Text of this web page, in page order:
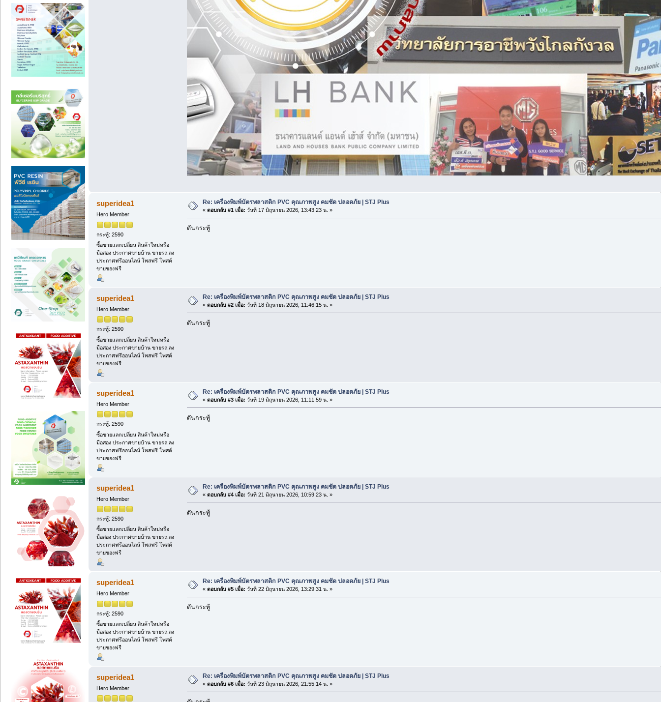
superidea1
Hero Member
กระทู้: 2590
ซื้อขายแลกเปลี่ยน สินค้าใหม่หรือ
มือสอง ประกาศขายบ้าน ขายรถ.ลง
ประกาศฟรีออนไลน์ โพสฟรี โพสต์
ขายของฟรี
Re: เครื่องพิมพ์บัตรพลาสติก PVC คุณภาพสูง คมชัด ปลอดภัย | STJ Plus
« ตอบกลับ #1 เมื่อ: วันที่ 17 มิถุนายน 2026, 13:43:23 น. »
ดันกระทู้
superidea1
Hero Member
กระทู้: 2590
ซื้อขายแลกเปลี่ยน สินค้าใหม่หรือ
มือสอง ประกาศขายบ้าน ขายรถ.ลง
ประกาศฟรีออนไลน์ โพสฟรี โพสต์
ขายของฟรี
Re: เครื่องพิมพ์บัตรพลาสติก PVC คุณภาพสูง คมชัด ปลอดภัย | STJ Plus
« ตอบกลับ #2 เมื่อ: วันที่ 18 มิถุนายน 2026, 11:46:15 น. »
ดันกระทู้
superidea1
Hero Member
กระทู้: 2590
ซื้อขายแลกเปลี่ยน สินค้าใหม่หรือ
มือสอง ประกาศขายบ้าน ขายรถ.ลง
ประกาศฟรีออนไลน์ โพสฟรี โพสต์
ขายของฟรี
Re: เครื่องพิมพ์บัตรพลาสติก PVC คุณภาพสูง คมชัด ปลอดภัย | STJ Plus
« ตอบกลับ #3 เมื่อ: วันที่ 19 มิถุนายน 2026, 11:11:59 น. »
ดันกระทู้
superidea1
Hero Member
กระทู้: 2590
ซื้อขายแลกเปลี่ยน สินค้าใหม่หรือ
มือสอง ประกาศขายบ้าน ขายรถ.ลง
ประกาศฟรีออนไลน์ โพสฟรี โพสต์
ขายของฟรี
Re: เครื่องพิมพ์บัตรพลาสติก PVC คุณภาพสูง คมชัด ปลอดภัย | STJ Plus
« ตอบกลับ #4 เมื่อ: วันที่ 21 มิถุนายน 2026, 10:59:23 น. »
ดันกระทู้
superidea1
Hero Member
กระทู้: 2590
ซื้อขายแลกเปลี่ยน สินค้าใหม่หรือ
มือสอง ประกาศขายบ้าน ขายรถ.ลง
ประกาศฟรีออนไลน์ โพสฟรี โพสต์
ขายของฟรี
Re: เครื่องพิมพ์บัตรพลาสติก PVC คุณภาพสูง คมชัด ปลอดภัย | STJ Plus
« ตอบกลับ #5 เมื่อ: วันที่ 22 มิถุนายน 2026, 13:29:31 น. »
ดันกระทู้
superidea1
Hero Member
Re: เครื่องพิมพ์บัตรพลาสติก PVC คุณภาพสูง คมชัด ปลอดภัย | STJ Plus
« ตอบกลับ #6 เมื่อ: วันที่ 23 มิถุนายน 2026, 21:55:14 น. »